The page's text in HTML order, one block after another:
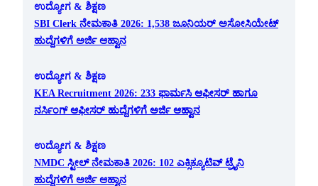
ಉದ್ಯೋಗ & ಶಿಕ್ಷಣ
SBI Clerk ನೇಮಕಾತಿ 2026: 1,538 ಜೂನಿಯರ್ ಅಸೋಸಿಯೇಟ್
ಹುದ್ದೆಗಳಿಗೆ ಅರ್ಜಿ ಆಹ್ವಾನ
ಉದ್ಯೋಗ & ಶಿಕ್ಷಣ
KEA Recruitment 2026: 233 ಫಾರ್ಮಸಿ ಆಫೀಸರ್ ಹಾಗೂ
ನರ್ಸಿಂಗ್ ಆಫೀಸರ್ ಹುದ್ದೆಗಳಿಗೆ ಅರ್ಜಿ ಆಹ್ವಾನ
ಉದ್ಯೋಗ & ಶಿಕ್ಷಣ
NMDC ಸ್ಟೀಲ್ ನೇಮಕಾತಿ 2026: 102 ಎಕ್ಸಿಕ್ಯೂಟಿವ್ ಟ್ರೈನಿ
ಹುದ್ದೆಗಳಿಗೆ ಅರ್ಜಿ ಆಹ್ವಾನ